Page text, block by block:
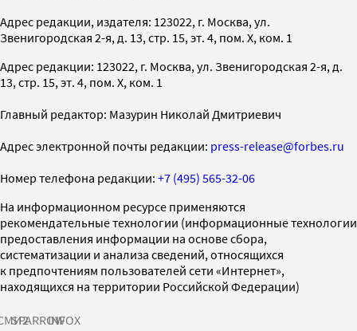
Адрес редакции, издателя: 123022, г. Москва, ул.
Звенигородская 2-я, д. 13, стр. 15, эт. 4, пом. X, ком. 1
Адрес редакции: 123022, г. Москва, ул. Звенигородская 2-я, д.
13, стр. 15, эт. 4, пом. X, ком. 1
Главный редактор: Мазурин Николай Дмитриевич
Адрес электронной почты редакции: press-release@forbes.ru
Номер телефона редакции: +7 (495) 565-32-06
На информационном ресурсе применяются
рекомендательные технологии (информационные технологии
предоставления информации на основе сбора,
систематизации и анализа сведений, относящихся
к предпочтениям пользователей сети «Интернет»,
находящихся на территории Российской Федерации)
SPARROWINFOX